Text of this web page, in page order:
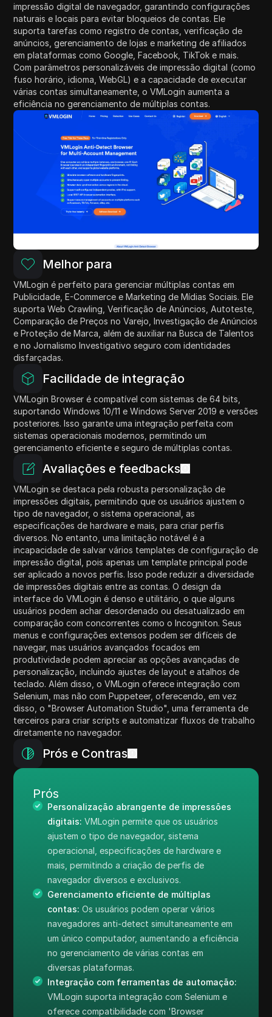
impressão digital de navegador, garantindo configurações
naturais e locais para evitar bloqueios de contas. Ele
suporta tarefas como registro de contas, verificação de
anúncios, gerenciamento de lojas e marketing de afiliados
em plataformas como Google, Facebook, TikTok e mais.
Com parâmetros personalizáveis de impressão digital (como
fuso horário, idioma, WebGL) e a capacidade de executar
várias contas simultaneamente, o VMLogin aumenta a
eficiência no gerenciamento de múltiplas contas.
Melhor para
VMLogin é perfeito para gerenciar múltiplas contas em
Publicidade, E-Commerce e Marketing de Mídias Sociais. Ele
suporta Web Crawling, Verificação de Anúncios, Autoteste,
Comparação de Preços no Varejo, Investigação de Anúncios
e Proteção de Marca, além de auxiliar na Busca de Talentos
e no Jornalismo Investigativo seguro com identidades
disfarçadas.
Facilidade de integração
VMLogin Browser é compatível com sistemas de 64 bits,
suportando Windows 10/11 e Windows Server 2019 e versões
posteriores. Isso garante uma integração perfeita com
sistemas operacionais modernos, permitindo um
gerenciamento eficiente e seguro de múltiplas contas.
Avaliações e feedbacks
VMLogin se destaca pela robusta personalização de
impressões digitais, permitindo que os usuários ajustem o
tipo de navegador, o sistema operacional, as
especificações de hardware e mais, para criar perfis
diversos. No entanto, uma limitação notável é a
incapacidade de salvar vários templates de configuração de
impressão digital, pois apenas um template principal pode
ser aplicado a novos perfis. Isso pode reduzir a diversidade
de impressões digitais entre as contas. O design da
interface do VMLogin é denso e utilitário, o que alguns
usuários podem achar desordenado ou desatualizado em
comparação com concorrentes como o Incogniton. Seus
menus e configurações extensos podem ser difíceis de
navegar, mas usuários avançados focados em
produtividade podem apreciar as opções avançadas de
personalização, incluindo ajustes de layout e atalhos de
teclado. Além disso, o VMLogin oferece integração com
Selenium, mas não com Puppeteer, oferecendo, em vez
disso, o "Browser Automation Studio", uma ferramenta de
terceiros para criar scripts e automatizar fluxos de trabalho
diretamente no navegador.
Prós e Contras
Prós
Personalização abrangente de impressões
digitais: VMLogin permite que os usuários
ajustem o tipo de navegador, sistema
operacional, especificações de hardware e
mais, permitindo a criação de perfis de
navegador diversos e exclusivos.
Gerenciamento eficiente de múltiplas
contas: Os usuários podem operar vários
navegadores anti-detect simultaneamente em
um único computador, aumentando a eficiência
no gerenciamento de várias contas em
diversas plataformas.
Integração com ferramentas de automação:
VMLogin suporta integração com Selenium e
oferece compatibilidade com 'Browser